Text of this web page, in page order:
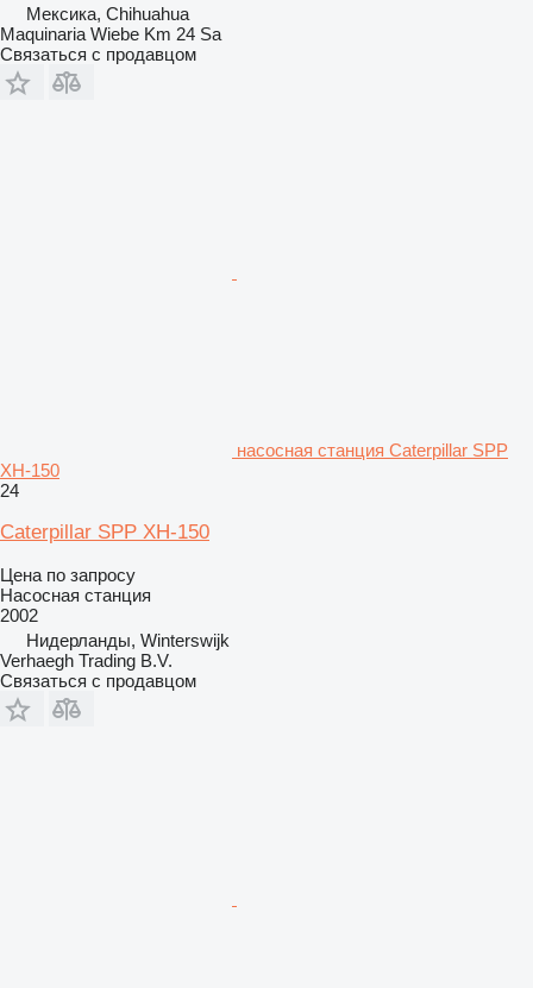
Мексика, Chihuahua
Maquinaria Wiebe Km 24 Sa
Связаться с продавцом
насосная станция Caterpillar SPP
XH-150
24
Caterpillar SPP XH-150
Цена по запросу
Насосная станция
2002
Нидерланды, Winterswijk
Verhaegh Trading B.V.
Связаться с продавцом